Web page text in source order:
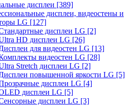
дисплеи [389]
дисплеи, видеостены и
LG [127]
дисплеи LG [2]
HD дисплеи LG [26]
для видеостен LG [13]
видеостен LG [28]
Stretch дисплеи LG [2]
повышенной яркости LG [5]
дисплеи LG [4]
дисплеи LG [5]
дисплеи LG [3]